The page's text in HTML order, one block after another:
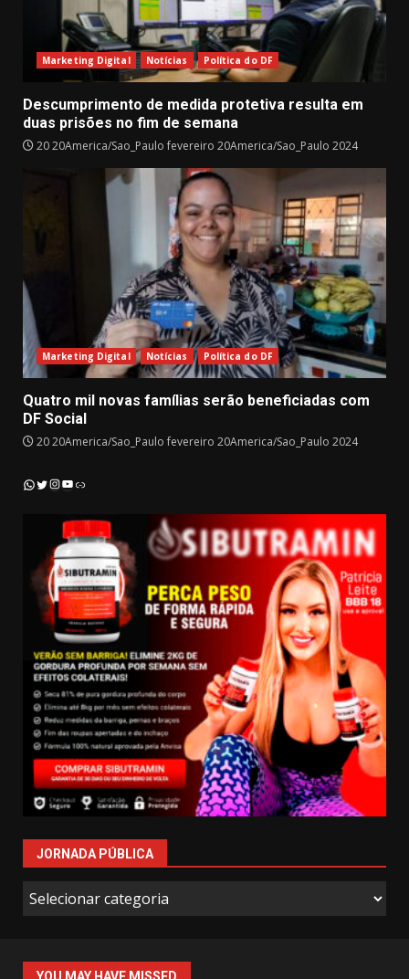
Marketing Digital Notícias Política do DF
Descumprimento de medida protetiva resulta em
duas prisões no fim de semana
20 20America/Sao_Paulo fevereiro 20America/Sao_Paulo 2024
Marketing Digital Notícias Política do DF
Quatro mil novas famílias serão beneficiadas com
DF Social
20 20America/Sao_Paulo fevereiro 20America/Sao_Paulo 2024
WhatsApp
Twitter
Instagram
YouTube
Link
JORNADA PÚBLICA
Jornada
Pública
YOU MAY HAVE MISSED